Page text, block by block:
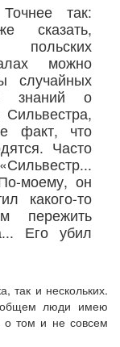
так:
сказать,
можно
случайных
знаний о
Сильвестра,
факт, что
Часто
моему, он
какого-то
пережить
Его убил
так и нескольких.
общем люди имею
о том и не совсем